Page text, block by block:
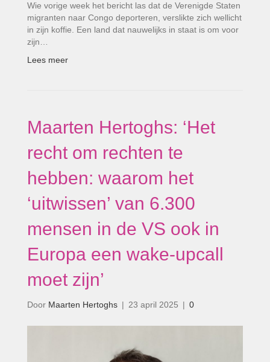
Wie vorige week het bericht las dat de Verenigde Staten
migranten naar Congo deporteren, verslikte zich wellicht
in zijn koffie. Een land dat nauwelijks in staat is om voor
zijn…
Lees meer
Maarten Hertoghs: ‘Het
recht om rechten te
hebben: waarom het
‘uitwissen’ van 6.300
mensen in de VS ook in
Europa een wake-upcall
moet zijn’
Door Maarten Hertoghs | 23 april 2025 | 0